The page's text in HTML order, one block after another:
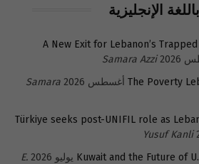
الإنجليزية
A New Exit for Lebanon’s
Samara Azzi
The Poverty
Samara
Türkiye seeks post-UNIFIL role as
Yusuf Kanli
Kuwait and the Future of
E.